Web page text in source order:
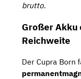
brutto.
Großer Akku
Reichweite
Der Cupra Born